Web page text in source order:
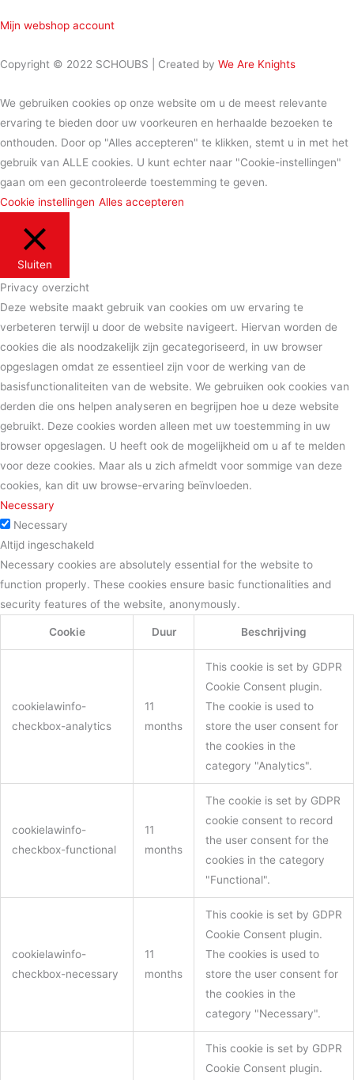
Mijn webshop account
Copyright © 2022 SCHOUBS | Created by We Are Knights
We gebruiken cookies op onze website om u de meest relevante
ervaring te bieden door uw voorkeuren en herhaalde bezoeken te
onthouden. Door op "Alles accepteren" te klikken, stemt u in met het
gebruik van ALLE cookies. U kunt echter naar "Cookie-instellingen"
gaan om een ​​gecontroleerde toestemming te geven.
Cookie instellingen Alles accepteren
Sluiten
Privacy overzicht
Deze website maakt gebruik van cookies om uw ervaring te
verbeteren terwijl u door de website navigeert. Hiervan worden de
cookies die als noodzakelijk zijn gecategoriseerd, in uw browser
opgeslagen omdat ze essentieel zijn voor de werking van de
basisfunctionaliteiten van de website. We gebruiken ook cookies van
derden die ons helpen analyseren en begrijpen hoe u deze website
gebruikt. Deze cookies worden alleen met uw toestemming in uw
browser opgeslagen. U heeft ook de mogelijkheid om u af te melden
voor deze cookies. Maar als u zich afmeldt voor sommige van deze
cookies, kan dit uw browse-ervaring beïnvloeden.
Necessary
Necessary
Altijd ingeschakeld
Necessary cookies are absolutely essential for the website to
function properly. These cookies ensure basic functionalities and
security features of the website, anonymously.
Cookie Duur Beschrijving
cookielawinfo-
checkbox-analytics
11
months
This cookie is set by GDPR
Cookie Consent plugin.
The cookie is used to
store the user consent for
the cookies in the
category "Analytics".
cookielawinfo-
checkbox-functional
11
months
The cookie is set by GDPR
cookie consent to record
the user consent for the
cookies in the category
"Functional".
cookielawinfo-
checkbox-necessary
11
months
This cookie is set by GDPR
Cookie Consent plugin.
The cookies is used to
store the user consent for
the cookies in the
category "Necessary".
This cookie is set by GDPR
Cookie Consent plugin.